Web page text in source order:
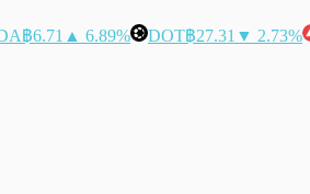
฿6.71 ▲ 6.89% DOT฿27.31 ▼ 2.73%